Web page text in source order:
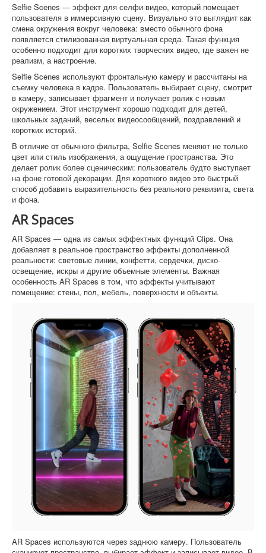
Selfie Scenes — эффект для селфи-видео, который помещает
пользователя в иммерсивную сцену. Визуально это выглядит как
смена окружения вокруг человека: вместо обычного фона
появляется стилизованная виртуальная среда. Такая функция
особенно подходит для коротких творческих видео, где важен не
реализм, а настроение.
Selfie Scenes используют фронтальную камеру и рассчитаны на
съемку человека в кадре. Пользователь выбирает сцену, смотрит
в камеру, записывает фрагмент и получает ролик с новым
окружением. Этот инструмент хорошо подходит для детей,
школьных заданий, веселых видеосообщений, поздравлений и
коротких историй.
В отличие от обычного фильтра, Selfie Scenes меняют не только
цвет или стиль изображения, а ощущение пространства. Это
делает ролик более сценическим: пользователь будто выступает
на фоне готовой декорации. Для короткого видео это быстрый
способ добавить выразительность без реального реквизита, света
и фона.
AR Spaces
AR Spaces — одна из самых эффектных функций Clips. Она
добавляет в реальное пространство эффекты дополненной
реальности: световые линии, конфетти, сердечки, диско-
освещение, искры и другие объемные элементы. Важная
особенность AR Spaces в том, что эффекты учитывают
помещение: стены, пол, мебель, поверхности и объекты.
AR Spaces используются через заднюю камеру. Пользователь